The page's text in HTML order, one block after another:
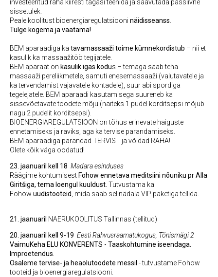
investeeritud raha kiiresti tagasi teenida ja saavutada passiivne
sissetulek.
Peale koolitust bioenergiaregulatsiooni näidisseanss
Tulge kogema ja vaatama!
BEM aparaadiga ka tavamassaaži toime kümnekordistub – nii et
kasulik ka massaažitöö tegijatele.
BEM aparaat on kasulik igas kodus – temaga saab teha
massaaži pereliikmetele, samuti enesemassaaži (valutavatele ja
ka tervendamist vajavatele kohtadele), suur abi spordiga
tegelejatele. BEM aparaadi kasutamisega suureneb ka
sissevõetavate toodete mõju (näiteks 1 pudel korditsepsi mõjub
nagu 2 pudelit korditsepsi).
BIOENERGIAREGULATSIOON on tõhus erinevate haiguste
ennetamiseks ja raviks, aga ka tervise parandamiseks.
BEM aparaadiga parandad TERVIST ja võidad RAHA!
Olete kõik väga oodatud!
23. jaanuaril kell 18 Madara esinduses
Räägime kohtumisest Fohow ennetava meditsiini nõuniku pr Alla
Giritšiga, tema loengul kuuldust. Tutvustama ka
Fohow uudistooteid , mida saab sel nädala VIP paketiga tellida.
21. jaanuaril NAERUKOOLITUS Tallinnas (tellitud)
20. jaanuaril kell 9-19 Eesti Rahvusraamatukogus, Tõnismägi 2
VaimuKeha ELU KONVERENTS - Taaskohtumine iseendaga.
Improetendus.
Osaleme tervise- ja heaolutoodete messil - tutvustame Fohow
tooteid ja bioenergiaregulatsiooni.